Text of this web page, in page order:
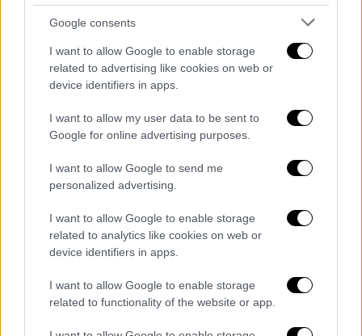
Google consents
I want to allow Google to enable storage
related to advertising like cookies on web or
device identifiers in apps.
I want to allow my user data to be sent to
Google for online advertising purposes.
I want to allow Google to send me
personalized advertising.
I want to allow Google to enable storage
related to analytics like cookies on web or
device identifiers in apps.
I want to allow Google to enable storage
related to functionality of the website or app.
Τα παραπάνω ανέφεραν στοethnos.grπηγές
από την Περιφέρεια Κρήτης, ενώ η
ανησυχία
στο νησί για το βακτήριο της λεγιονέλλας
ξεκίνησε μετά την ασθένεια μίας Βρετανίδας
τουρίστριας από τηνόσο των Λεγεωναρίων
η οποία χρειάστηκε να νοσηλευθεί και στη
μονάδα εντατικής θεραπείας.
Η λεγιονέλλα είναι βακτήριο που υπάρχει
στη φύση, σε υγρές επιφάνειες και
το κολλήσει κανείς οπουδήποτε, ακόμα και
στο σπίτι του ή από ένα σιντριβάνι σε μία
πλατεία. Δεν μεταδίδεται από άνθρωπο σε
άνθρωπο και δεν κινδυνεύει να το κολλήσει
κάποιος, όταν πίνει νερό. Το βακτήριο